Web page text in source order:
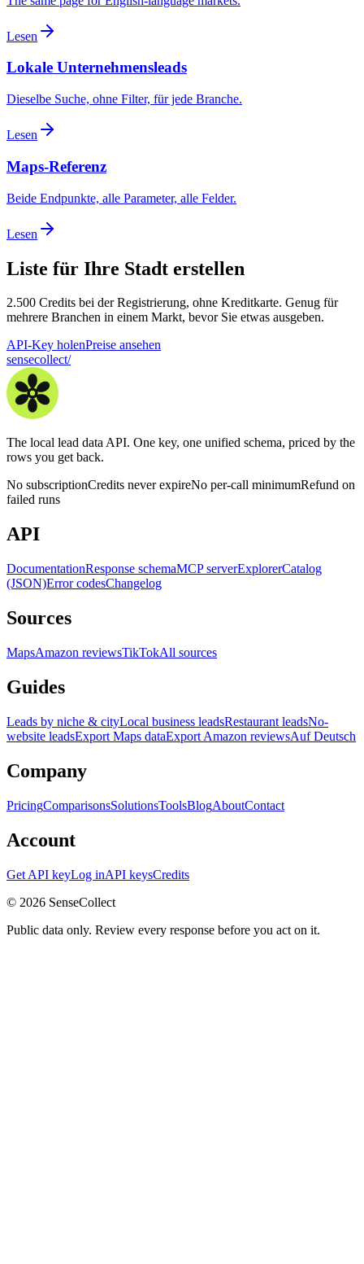
Lesen
Lokale Unternehmensleads
Dieselbe Suche, ohne Filter, für jede Branche.
Lesen
Maps-Referenz
Beide Endpunkte, alle Parameter, alle Felder.
Lesen
Liste für Ihre Stadt erstellen
2.500 Credits bei der Registrierung, ohne Kreditkarte. Genug für
mehrere Branchen in einem Markt, bevor Sie etwas ausgeben.
API-Key holenPreise ansehen
sensecollect/
The local lead data API. One key, one unified schema, priced by the
rows you get back.
No subscriptionCredits never expireNo per-call minimumRefund on
failed runs
API
DocumentationResponse schemaMCP serverExplorerCatalog
(JSON)Error codesChangelog
Sources
MapsAmazon reviewsTikTokAll sources
Guides
Leads by niche & cityLocal business leadsRestaurant leadsNo-
website leadsExport Maps dataExport Amazon reviewsAuf Deutsch
Company
PricingComparisonsSolutionsToolsBlogAboutContact
Account
Get API keyLog inAPI keysCredits
© 2026 SenseCollect
Public data only. Review every response before you act on it.